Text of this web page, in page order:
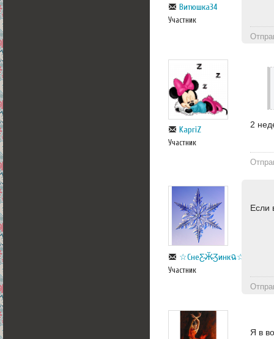
Витюшка34
Участник
KapriZ
Участник
2
☆СнеƸ̴Ӂ̴Ʒинкฉ☆
Участник
Если
Я в